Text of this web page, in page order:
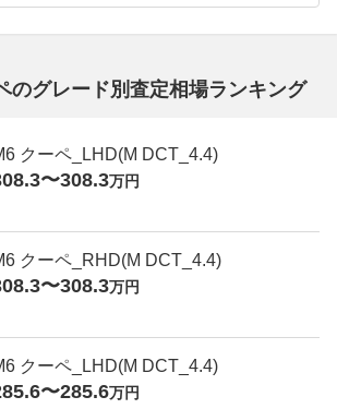
のグレード別査定相場ランキング
クーペ_LHD(M DCT_4.4)
〜308.3万円
クーペ_RHD(M DCT_4.4)
〜308.3万円
クーペ_LHD(M DCT_4.4)
〜285.6万円